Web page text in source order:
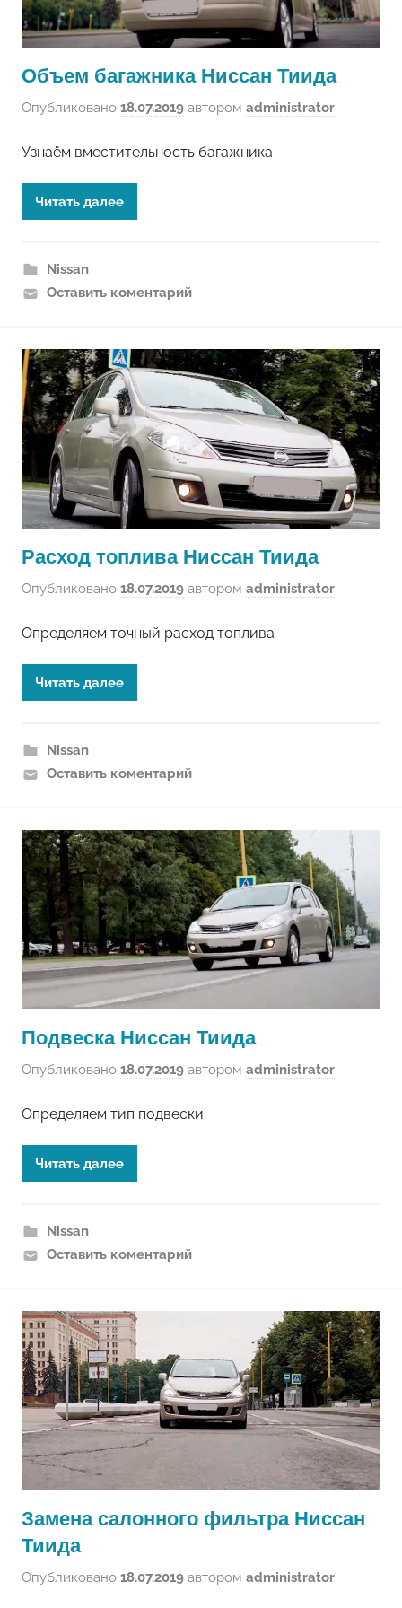
Объем багажника Ниссан Тиида
Опубликовано 18.07.2019 автором administrator
Узнаём вместительность багажника
Читать далее
Nissan
Оставить коментарий
Расход топлива Ниссан Тиида
Опубликовано 18.07.2019 автором administrator
Определяем точный расход топлива
Читать далее
Nissan
Оставить коментарий
Подвеска Ниссан Тиида
Опубликовано 18.07.2019 автором administrator
Определяем тип подвески
Читать далее
Nissan
Оставить коментарий
Замена салонного фильтра Ниссан
Тиида
Опубликовано 18.07.2019 автором administrator